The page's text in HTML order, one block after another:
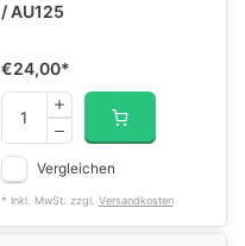
/ AU125
€24,00*
Vergleichen
* Inkl. MwSt. zzgl. Versandkosten